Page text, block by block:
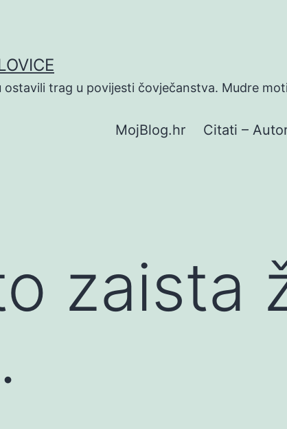
trag u povijesti čovječanstva. Mudre
MojBlog.hr Citati –
zaista